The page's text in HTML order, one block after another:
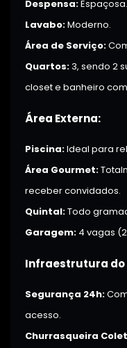
Despensa:Espaçosa.
Lavabo:Moderno.
Área de Serviço:
Quartos:3, sendo 2
closet e banheiro
Área Externa:
Piscina:Ideal para
Área Gourmet:
receber convidados.
Quintal:Todo
Garagem: 4 vagas
Infraestrutura do
Segurança 24h:
acesso.
Churrasqueira